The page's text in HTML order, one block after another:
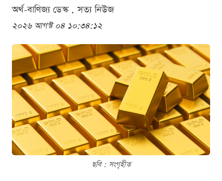
অর্থ-বাণিজ্য ডেস্ক . সত্য নিউজ
২০২৬ আগস্ট ০৪ ১০:৩৪:১২
ছবি : সংগৃহীত